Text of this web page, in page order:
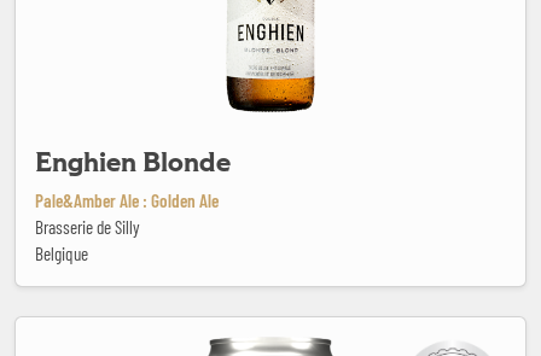
Enghien Blonde
Pale&Amber Ale : Golden Ale
Brasserie de Silly
Belgique